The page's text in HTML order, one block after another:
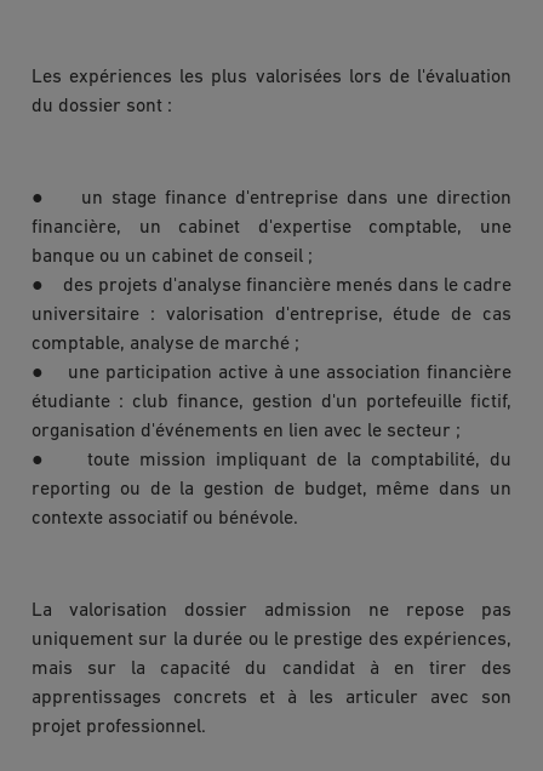
Les expériences les plus valorisées lors de l'évaluation
du dossier sont :
● un stage finance d'entreprise dans une direction
financière, un cabinet d'expertise comptable, une
banque ou un cabinet de conseil ;
● des projets d'analyse financière menés dans le cadre
universitaire : valorisation d'entreprise, étude de cas
comptable, analyse de marché ;
● une participation active à une association financière
étudiante : club finance, gestion d'un portefeuille fictif,
organisation d'événements en lien avec le secteur ;
● toute mission impliquant de la comptabilité, du
reporting ou de la gestion de budget, même dans un
contexte associatif ou bénévole.
La valorisation dossier admission ne repose pas
uniquement sur la durée ou le prestige des expériences,
mais sur la capacité du candidat à en tirer des
apprentissages concrets et à les articuler avec son
projet professionnel.